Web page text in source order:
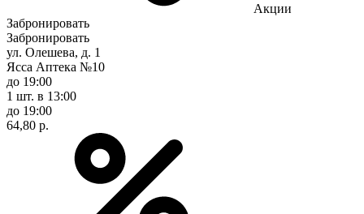
Акции
Забронировать
Забронировать
ул. Олешева, д. 1
Ясса Аптека №10
до 19:00
1 шт. в 13:00
до 19:00
64,80 р.